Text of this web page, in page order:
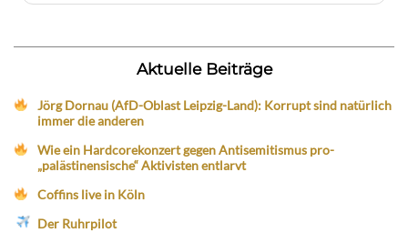
Aktuelle Beiträge
Jörg Dornau (AfD-Oblast Leipzig-Land): Korrupt sind natürlich
immer die anderen
Wie ein Hardcorekonzert gegen Antisemitismus pro-
„palästinensische“ Aktivisten entlarvt
Coffins live in Köln
Der Ruhrpilot